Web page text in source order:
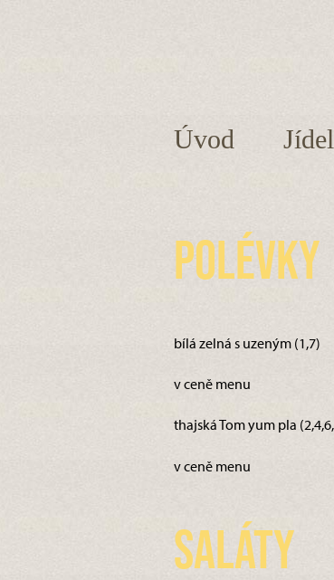
Úvod
Polévky
bílá zelná s uzeným (1,7)
v ceně menu
thajská Tom yum pla
v ceně menu
Saláty